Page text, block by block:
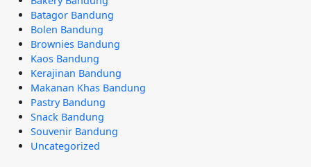
Batagor Bandung
Bolen Bandung
Brownies Bandung
Kaos Bandung
Kerajinan Bandung
Makanan Khas Bandung
Pastry Bandung
Snack Bandung
Souvenir Bandung
Uncategorized